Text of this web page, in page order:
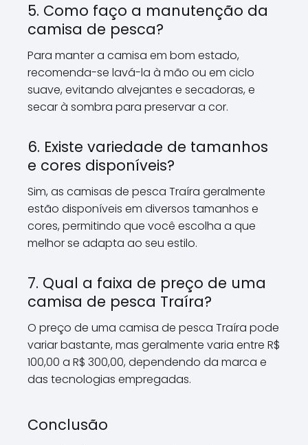
5. Como faço a manutenção da
camisa de pesca?
Para manter a camisa em bom estado,
recomenda-se lavá-la à mão ou em ciclo
suave, evitando alvejantes e secadoras, e
secar à sombra para preservar a cor.
6. Existe variedade de tamanhos
e cores disponíveis?
Sim, as camisas de pesca Traíra geralmente
estão disponíveis em diversos tamanhos e
cores, permitindo que você escolha a que
melhor se adapta ao seu estilo.
7. Qual a faixa de preço de uma
camisa de pesca Traíra?
O preço de uma camisa de pesca Traíra pode
variar bastante, mas geralmente varia entre R$
100,00 a R$ 300,00, dependendo da marca e
das tecnologias empregadas.
Conclusão